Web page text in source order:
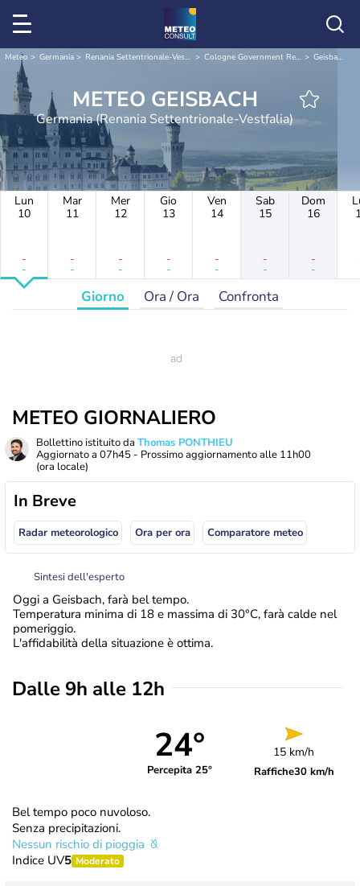
Meteo Germania Renania Settentrionale-Vestfalia Cologne Government Region Geisbach
METEO GEISBACH
Germania (Renania Settentrionale-Vestfalia)
Lun
10
-
-
Mar
11
-
-
Mer
12
-
-
Gio
13
-
-
Ven
14
-
-
Sab
15
-
-
Dom
16
-
-
Giorno Ora / Ora Confronta
METEO GIORNALIERO
Bollettino istituito da Thomas PONTHIEU
Aggiornato a 07h45 - Prossimo aggiornamento alle 11h00
(ora locale)
In Breve
Radar meteorologico Ora per ora Comparatore meteo
Sintesi dell'esperto
Oggi a Geisbach, farà bel tempo.
Temperatura minima di 18 e massima di 30°C, farà calde nel
pomeriggio.
L'affidabilità della situazione è ottima.
Dalle 9h alle 12h
24°
Percepita 25°
15 km/h
Raffiche30 km/h
Bel tempo poco nuvoloso.
Senza precipitazioni.
Nessun rischio di pioggia
Indice UV5 Moderato